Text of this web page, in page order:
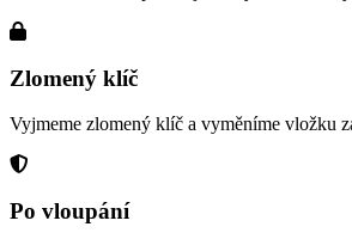
Zlomený klíč
Vyjmeme zlomený klíč a vyměníme vložku
Po vloupání